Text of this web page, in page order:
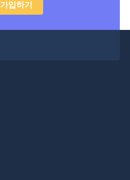
가입하기